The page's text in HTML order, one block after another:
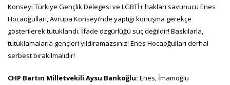
Konseyi Türkiye Gençlik Delegesi ve LGBTİ+ hakları savunucu Enes
Hocaoğulları, Avrupa Konseyi’nde yaptığı konuşma gerekçe
gösterilerek tutuklandı. İfade özgürlüğü suç değildir! Baskılarla,
tutuklamalarla gençleri yıldıramazsınız! Enes Hocaoğulları derhal
serbest bırakılmalıdır!
CHP Bartın Milletvekili Aysu Bankoğlu: Enes, İmamoğlu